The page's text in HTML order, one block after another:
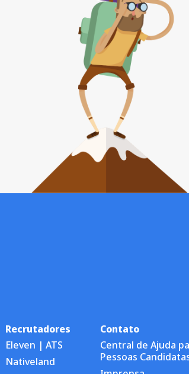
Recrutadores
Eleven | ATS
Nativeland
Contato
Central de Ajuda
Pessoas